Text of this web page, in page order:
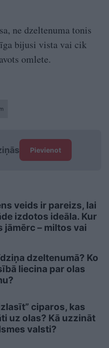
ne dzeltenuma tonis
bijusi vista vai cik
omlete.
Pievienot
veids ir pareizs, lai
izdotos ideāla. Kur
jāmērc – miltos vai
dzeltenumā? Ko
liecina par olas
ciparos, kas
uz olas? Kā uzzināt
valsti?